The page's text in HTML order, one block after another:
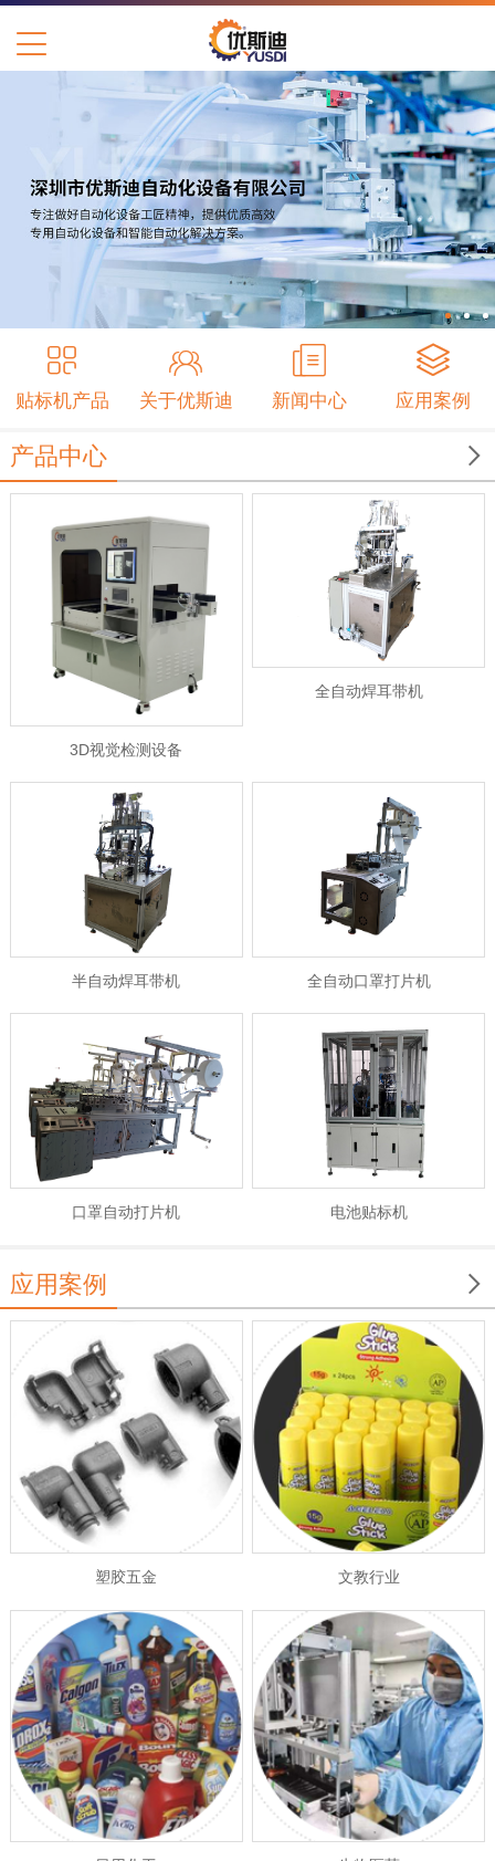
贴标机产品 关于优斯迪 新闻中心 应用案例

产品中心
3D视觉检测设备
全自动焊耳带机
半自动焊耳带机 全自动口罩打片机
口罩自动打片机 电池贴标机

应用案例
塑胶五金 文教行业